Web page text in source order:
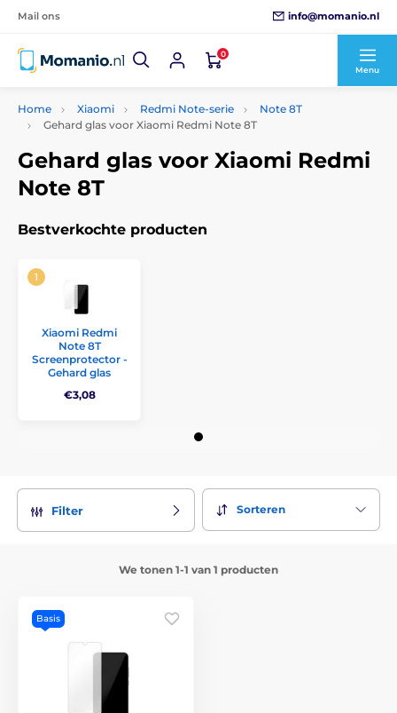
Mail ons info@momanio.nl
0
Menu
Home Xiaomi Redmi Note-serie
Note 8T
Gehard glas voor Xiaomi Redmi Note 8T
Gehard glas voor Xiaomi Redmi
Note 8T
Bestverkochte producten
Xiaomi Redmi
Note 8T
Screenprotector -
Gehard glas
€3,08
Filter Sorteren
We tonen 1-1 van 1 producten
Basis